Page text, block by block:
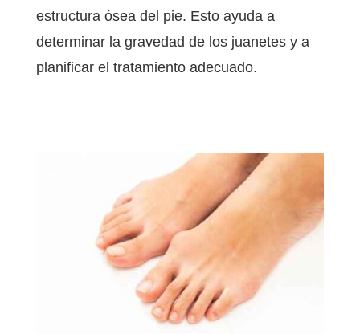
estructura ósea del pie. Esto ayuda a
determinar la gravedad de los juanetes y a
planificar el tratamiento adecuado.